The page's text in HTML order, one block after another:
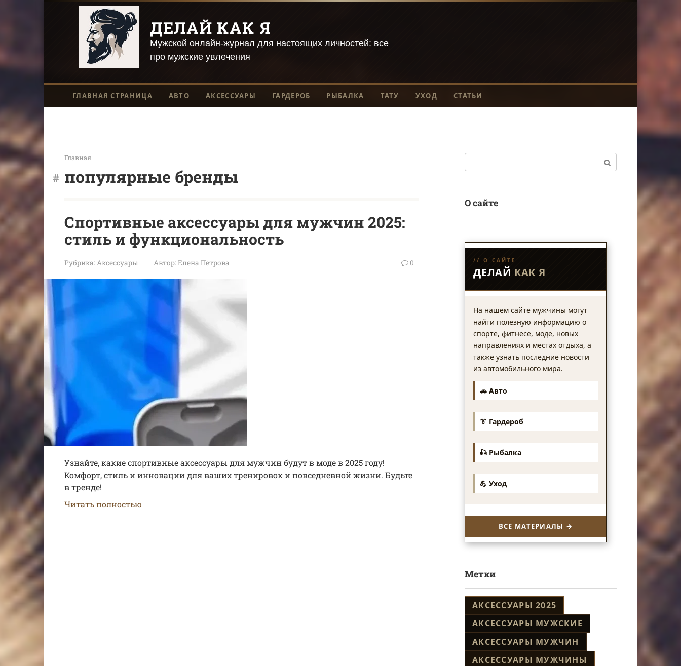
ДЕЛАЙ КАК Я
Мужской онлайн-журнал для настоящих личностей: все
про мужские увлечения
ГЛАВНАЯ СТРАНИЦА АВТО АКСЕССУАРЫ ГАРДЕРОБ РЫБАЛКА ТАТУ УХОД СТАТЬИ
Главная
популярные бренды
Спортивные аксессуары для мужчин 2025:
стиль и функциональность
Рубрика:Аксессуары Автор:Елена Петрова 0
Узнайте, какие спортивные аксессуары для мужчин будут в моде в 2025 году!
Комфорт, стиль и инновации для ваших тренировок и повседневной жизни. Будьте
в тренде!
Читать полностью
О сайте
// О САЙТЕ
ДЕЛАЙ КАК Я
На нашем сайте мужчины могут
найти полезную информацию о
спорте, фитнесе, моде, новых
направлениях и местах отдыха, а
также узнать последние новости
из автомобильного мира.
🚗 Авто
👔 Гардероб
🎣 Рыбалка
💪 Уход
ВСЕ МАТЕРИАЛЫ →
Метки
АКСЕССУАРЫ 2025
АКСЕССУАРЫ МУЖСКИЕ
АКСЕССУАРЫ МУЖЧИН
АКСЕССУАРЫ МУЖЧИНЫ